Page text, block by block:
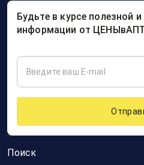
Поиск
Будьте в курсе полезной
информации от